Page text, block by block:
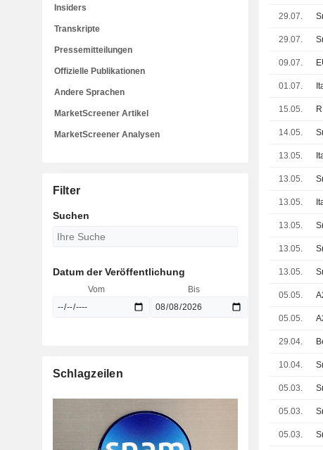
29.07.
29.07.
09.07.
01.07.
15.05.
14.05.
13.05.
13.05.
13.05.
13.05.
13.05.
13.05.
05.05.
05.05.
29.04.
10.04.
05.03.
05.03.
05.03.
Insiders
Transkripte
Pressemitteilungen
Offizielle Publikationen
Andere Sprachen
MarketScreener Artikel
MarketScreener Analysen
Filter
Suchen
Datum der Veröffentlichung
Vom Bis
Schlagzeilen